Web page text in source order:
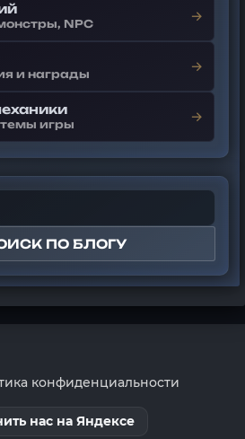
NPC →
и награды →
игры →
ПО БЛОГУ
конфиденциальности
нас на Яндексе